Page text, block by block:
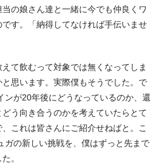
の娘さん達と一緒に今でも仲良くワ
す。「納得してなければ手伝いませ
て飲むって対象では無くなってしま
思います。実際僕もそうでした。で
ンが20年後にどうなっているのか、還
う向き合うのかを考えていたらとて
これは皆さんにご紹介せねばと。こ
ガの新しい挑戦を、僕はずっと先まで
。